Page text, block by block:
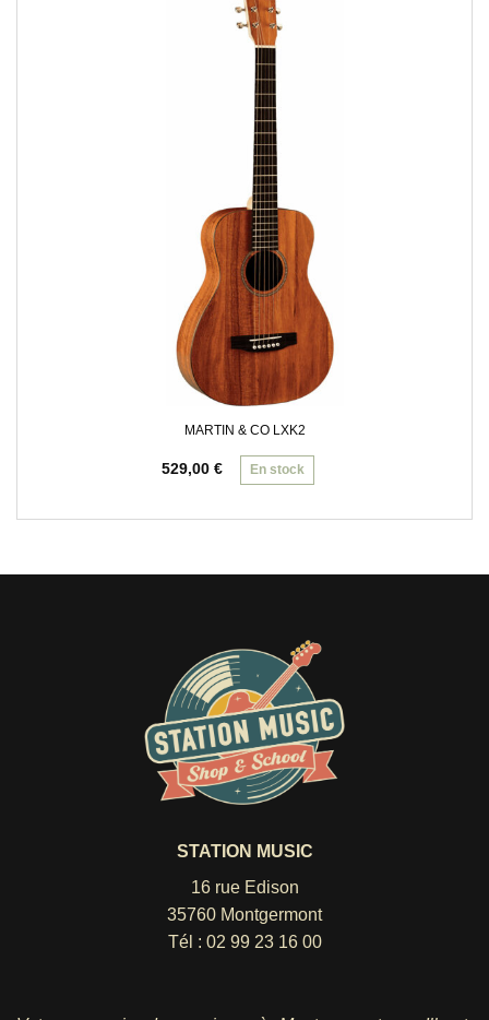
MARTIN & CO LXK2
529,00 € En stock
STATION MUSIC
16 rue Edison
35760 Montgermont
Tél : 02 99 23 16 00